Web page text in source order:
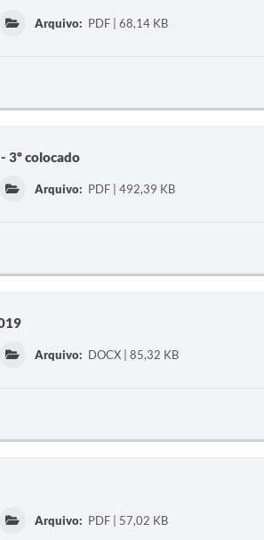
Arquivo: PDF | 68,14 KB
3º colocado
Arquivo: PDF | 492,39 KB
Arquivo: DOCX | 85,32 KB
Arquivo: PDF | 57,02 KB